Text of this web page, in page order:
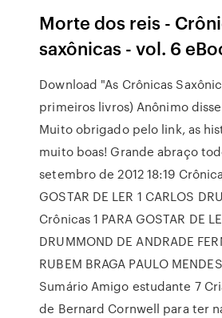
Morte dos reis -
saxônicas - vol. 6
Download "As Crônicas
primeiros livros) Anônimo
Muito obrigado pelo link, as
muito boas! Grande abraço
setembro de 2012 18:19
GOSTAR DE LER 1 CARLOS
Crônicas 1 PARA GOSTAR DE
DRUMMOND DE ANDRADE
RUBEM BRAGA PAULO
Sumário Amigo estudante 7
de Bernard Cornwell para ter